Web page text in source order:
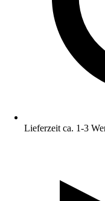
Lieferzeit ca. 1-3